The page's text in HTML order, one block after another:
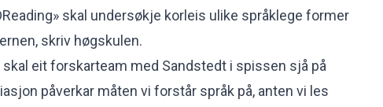
skal undersøkje korleis ulike språklege former
skriv høgskulen.
skal eit forskarteam med Sandstedt i spissen sjå på
påverkar måten vi forstår språk på, anten vi les